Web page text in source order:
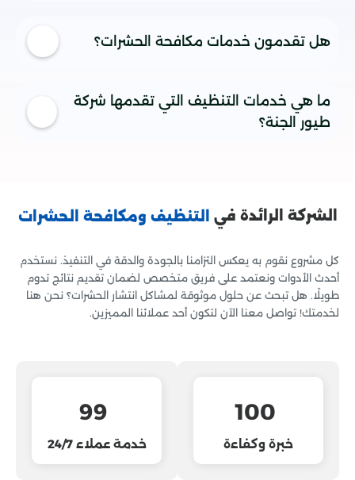
بالطبع، نقدم في شركة طيور الجنة خدمات تنظيف مخصصة
للمكاتب والشركات. فريقنا المدرب سيقوم بتنظيف المكان بأعلى
هل تقدمون خدمات مكافحة الحشرات؟
نعم، نحن في شركة طيور الجنة نقدم خدمات شاملة لمكافحة
الحشرات مثل البعوض، الصراصير، النمل، والفئران. نستخدم مواد
آمنة وفعّالة لضمان القضاء على الحشرات بشكل نهائي مع
ما هي خدمات التنظيف التي تقدمها شركة
طيور الجنة؟
الشركة الرائدة في التنظيف ومكافحة الحشرات
كل مشروع نقوم به يعكس التزامنا بالجودة والدقة في التنفيذ. نستخدم
أحدث الأدوات ونعتمد على فريق متخصص لضمان تقديم نتائج تدوم
طويلًا. هل تبحث عن حلول موثوقة لمشاكل انتشار الحشرات؟ نحن هنا
لخدمتك! تواصل معنا الآن لتكون أحد عملائنا المميزين.
100
خبرة وكفاءة
99
خدمة عملاء 24/7